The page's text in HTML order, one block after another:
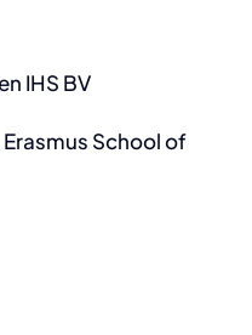
IHS BV
School of